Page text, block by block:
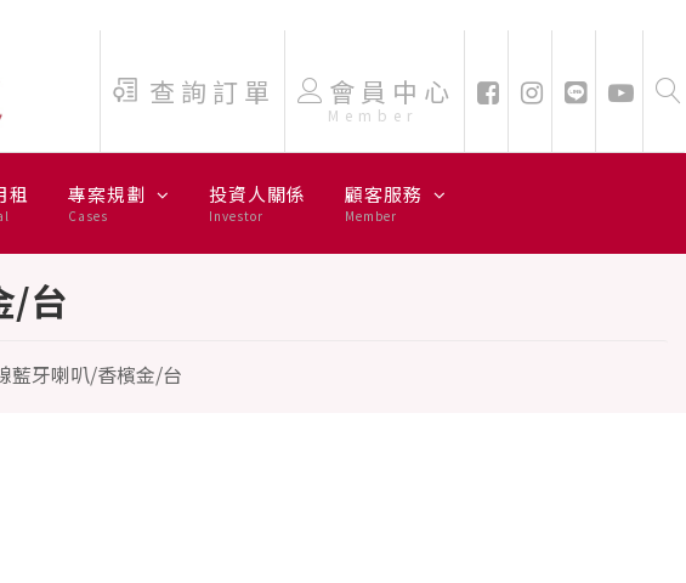
查詢訂單 會員中心
Member
租 專案規劃
Cases
投資人關係
Investor
顧客服務
Member
/台
藍牙喇叭/香檳金/台